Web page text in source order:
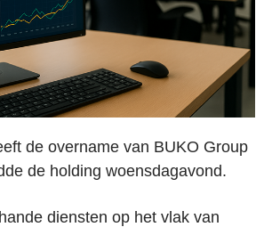
de overname van BUKO Group
de holding woensdagavond.
diensten op het vlak van